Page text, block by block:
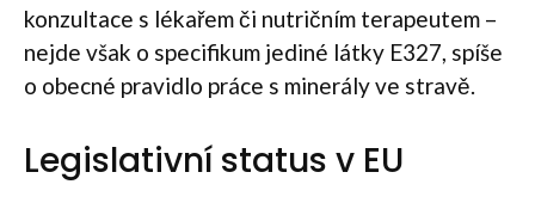
konzultace s lékařem či nutričním terapeutem –
nejde však o specifikum jediné látky E327, spíše
o obecné pravidlo práce s minerály ve stravě.
Legislativní status v EU